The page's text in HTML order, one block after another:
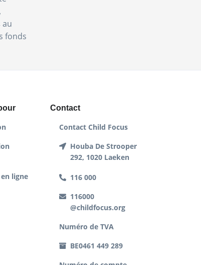
fonds
ligne
Contact
Contact Child Focus
Houba De Strooper
292, 1020 Laeken
116 000
116000
@childfocus.org
Numéro de TVA
BE0461 449 289